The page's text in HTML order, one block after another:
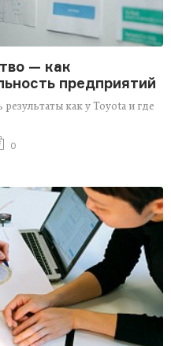
— как
предприятий
как у Toyota и где
0